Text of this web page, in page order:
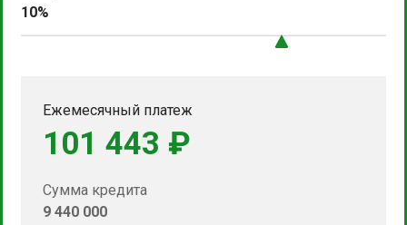
10%
Ежемесячный платеж
101 443 ₽
Сумма кредита
9 440 000